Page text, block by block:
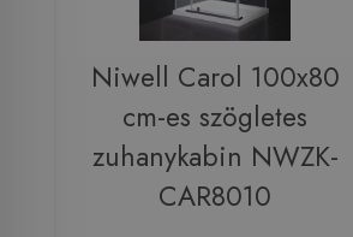
Niwell Carol 100x80
cm-es szögletes
zuhanykabin NWZK-
CAR8010